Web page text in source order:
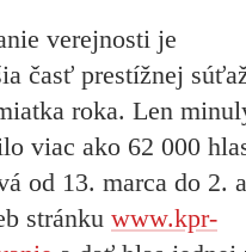
verejnosti je
časť prestížnej
roka. Len
viac ako 62 000
od 13. marca do 2.
stránku www.kpr-